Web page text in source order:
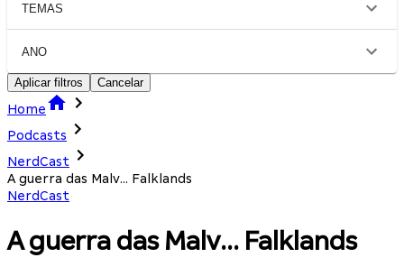
TEMAS
ANO
Aplicar filtros Cancelar
Home
Podcasts
NerdCast
A guerra das Malv... Falklands
NerdCast
A guerra das Malv... Falklands